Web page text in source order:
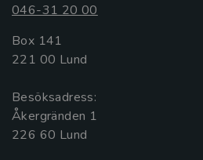
046-31 20 00
Box 141
221 00 Lund
Besöksadress:
Åkergränden 1